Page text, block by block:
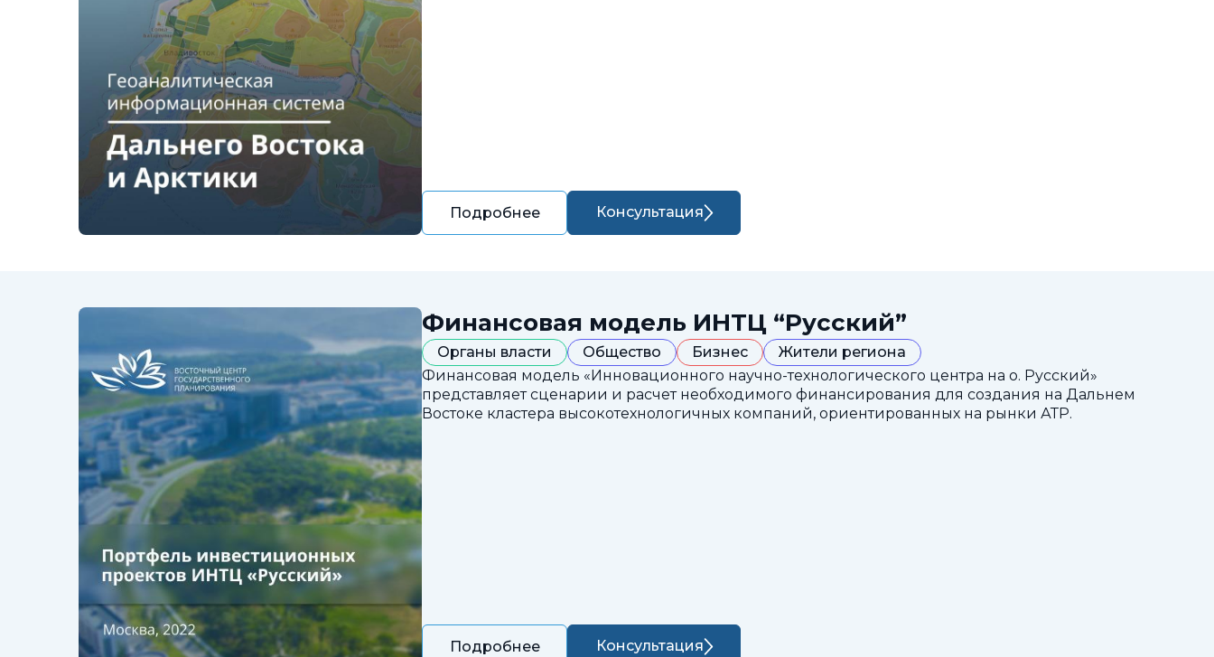
Подробнее Консультация
Финансовая модель ИНТЦ “Русский”
Органы власти Общество Бизнес
Жители региона
Финансовая модель «Инновационного научно-технологического центра на о. Русский»
представляет сценарии и расчет необходимого финансирования для создания на Дальнем
Востоке кластера высокотехнологичных компаний, ориентированных на рынки АТР.
Подробнее Консультация